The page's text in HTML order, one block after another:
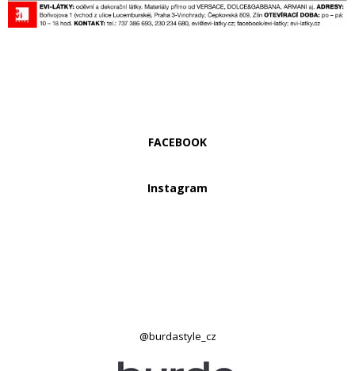
FACEBOOK
Instagram
@burdastyle_cz